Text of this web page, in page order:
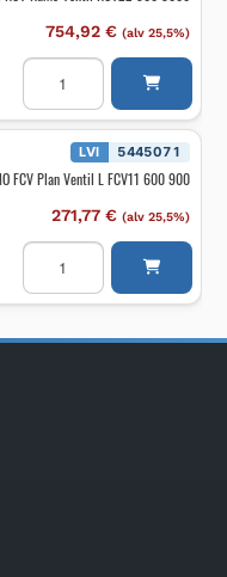
754,92 € (alv 25,5%)
Radiaattori
PURMO
Ramo
Ventil
RCV22
3000
LVI 5445071
FCV Plan Ventil L FCV11 600 900
271,77 € (alv 25,5%)
Radiaattori
PURMO
Plan
FCV11